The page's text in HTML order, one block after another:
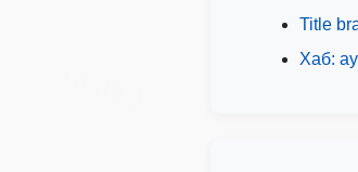
Title
Хаб: